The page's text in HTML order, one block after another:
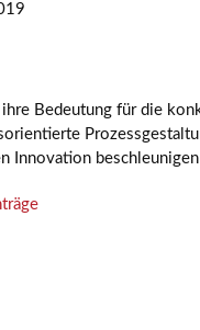
Bedeutung für die
Innovation beschleunigen